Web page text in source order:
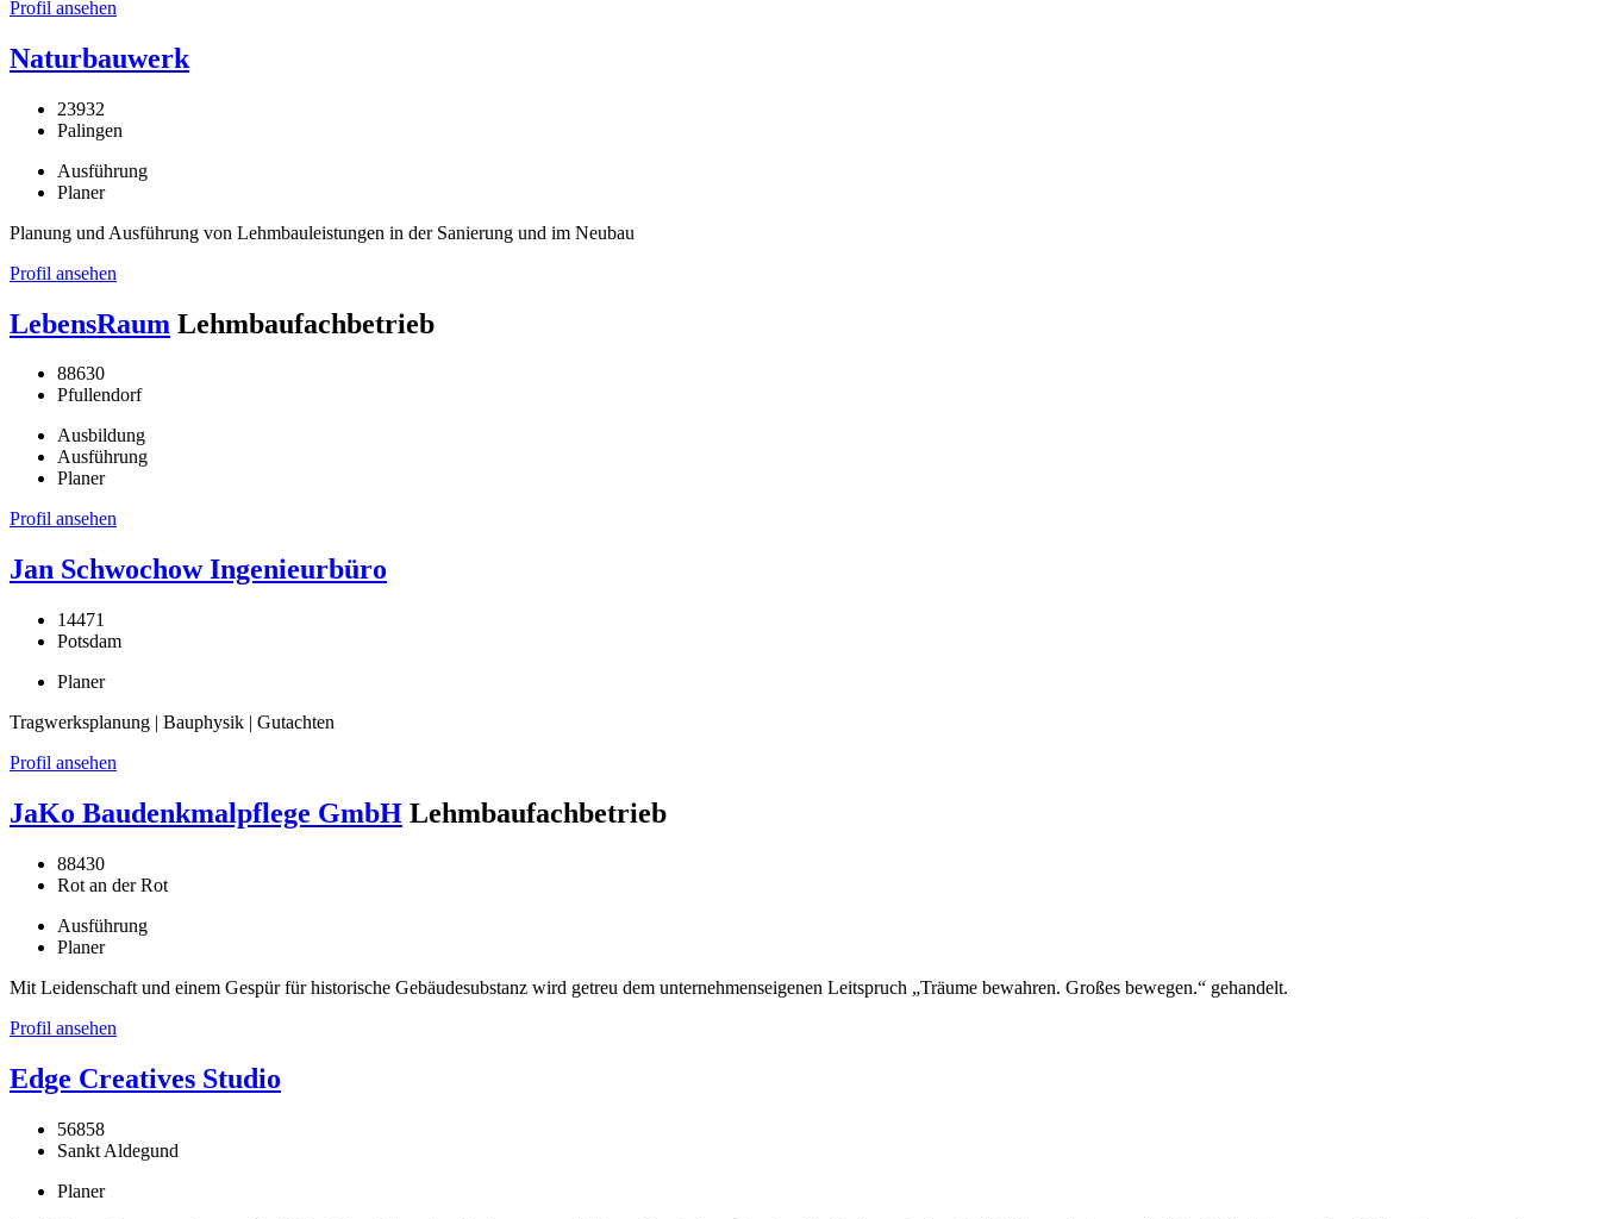
Profil ansehen
Naturbauwerk
23932
Palingen
Ausführung
Planer
Planung und Ausführung von Lehmbauleistungen in der Sanierung und im Neubau
Profil ansehen
LebensRaum Lehmbaufachbetrieb
88630
Pfullendorf
Ausbildung
Ausführung
Planer
Profil ansehen
Jan Schwochow Ingenieurbüro
14471
Potsdam
Planer
Tragwerksplanung | Bauphysik | Gutachten
Profil ansehen
JaKo Baudenkmalpflege GmbH Lehmbaufachbetrieb
88430
Rot an der Rot
Ausführung
Planer
Mit Leidenschaft und einem Gespür für historische Gebäudesubstanz wird getreu dem unternehmenseigenen Leitspruch „Träume bewahren. Großes bewegen.“ gehandelt.
Profil ansehen
Edge Creatives Studio
56858
Sankt Aldegund
Planer